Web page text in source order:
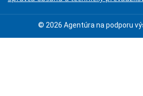
© 2026 Agentúra na podporu